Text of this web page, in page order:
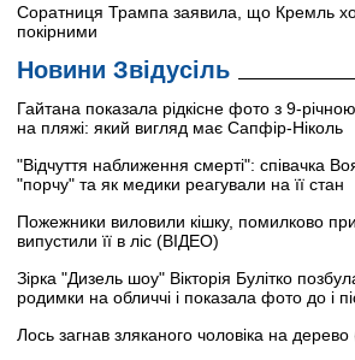
Соратниця Трампа заявила, що Кремль
покірними
Новини Звідусіль
Гайтана показала рідкісне фото з 9-
на пляжі: який вигляд має Сапфір-Ніколь
"Відчуття наближення смерті": співачка
"порчу" та як медики реагували на її стан
Пожежники виловили кішку, помилково
випустили її в ліс (ВІДЕО)
Зірка "Дизель шоу" Вікторія Булітко
родимки на обличчі і показала фото до і
Лось загнав зляканого чоловіка на